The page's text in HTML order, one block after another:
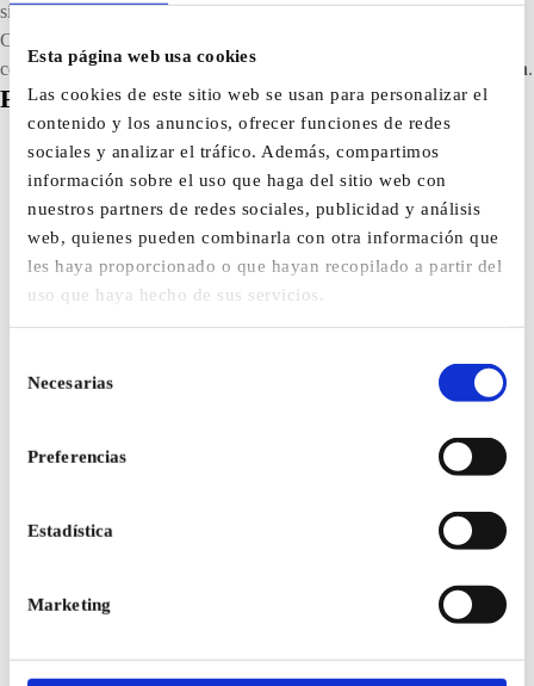
Esta página web usa cookies
Las cookies de este sitio web se usan para personalizar el
contenido y los anuncios, ofrecer funciones de redes
sociales y analizar el tráfico. Además, compartimos
información sobre el uso que haga del sitio web con
nuestros partners de redes sociales, publicidad y análisis
web, quienes pueden combinarla con otra información que
les haya proporcionado o que hayan recopilado a partir del
uso que haya hecho de sus servicios.
Necesarias
Preferencias
Estadística
Marketing
sistemas metálicos de alta calidad.
Cada proceso —de la producción al control final— refleja nuestro
compromiso con lafiabilidad, la durabilidad y la excelencia técnica.
Fabricamos calidad. Producimos confianza.
Noticias y eventos
Tubo corrugado inox frente a cobre:
tabla comparativa técnica
julio 14, 2026
Errores que invalidan una instalación de
julio 13, 2026